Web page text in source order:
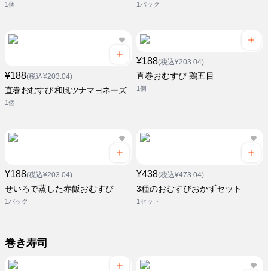
1個 1パック
¥188(税込¥203.04)
直巻おむすび 和風ツナマヨネーズ
1個
¥188(税込¥203.04)
直巻おむすび 鶏五目
1個
¥188(税込¥203.04)
せいろで蒸した赤飯おむすび
1パック
¥438(税込¥473.04)
3種のおむすびおかずセット
1セット
巻き寿司